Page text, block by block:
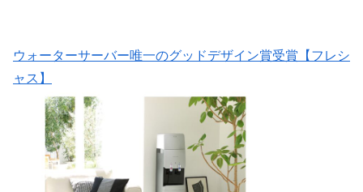
ウォーターサーバー唯一のグッドデザイン賞受賞【フレシ
ャス】